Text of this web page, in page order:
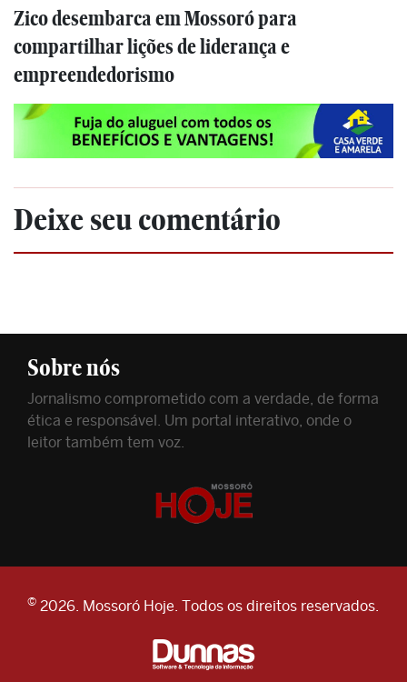
Zico desembarca em Mossoró para
compartilhar lições de liderança e
empreendedorismo
Deixe seu comentário
Sobre nós
Jornalismo comprometido com a verdade, de forma
ética e responsável. Um portal interativo, onde o
leitor também tem voz.
© 2026. Mossoró Hoje. Todos os direitos reservados.